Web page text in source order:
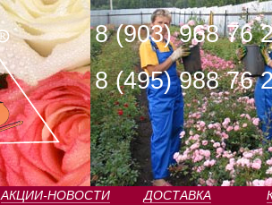
8 (903) 968 76
8 (495) 988 76
АКЦИИ-НОВОСТИ ДОСТАВКА